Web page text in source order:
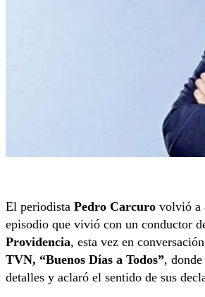
El periodista Pedro Carcuro volvió a
episodio que vivió con un conductor
Providencia, esta vez en
TVN, “Buenos Días a Todos”,
detalles y aclaró el sentido de sus